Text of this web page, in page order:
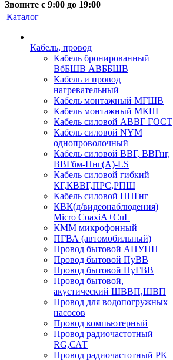
Звоните с 9:00 до 19:00
Каталог
Кабель, провод
Кабель бронированный
ВбБШВ АВББШВ
Кабель и провод
нагревательный
Кабель монтажный МГШВ
Кабель монтажный МКШ
Кабель силовой АВВГ ГОСТ
Кабель силовой NYM
однопроволочный
Кабель силовой ВВГ, ВВГнг,
ВВГбм-Пнг(А)-LS
Кабель силовой гибкий
КГ,КВВГ,ПРС,РПШ
Кабель силовой ППГнг
КВК(д/видеонаблюдения)
Micro CoaxiA+CuL
КММ микрофонный
ПГВА (автомобильный)
Провод бытовой АПУНП
Провод бытовой ПуВВ
Провод бытовой ПуГВВ
Провод бытовой,
акустический ШВВП,ШВП
Провод для водопогружных
насосов
Провод компьютерный
Провод радиочастотный
RG,САТ
Провод радиочастотный РК